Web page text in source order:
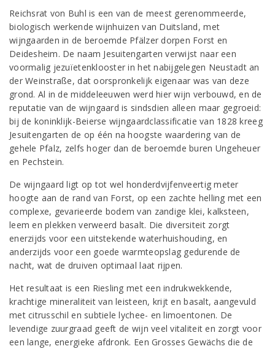
Reichsrat von Buhl is een van de meest gerenommeerde,
biologisch werkende wijnhuizen van Duitsland, met
wijngaarden in de beroemde Pfälzer dorpen Forst en
Deidesheim. De naam Jesuitengarten verwijst naar een
voormalig jezuïetenklooster in het nabijgelegen Neustadt an
der Weinstraße, dat oorspronkelijk eigenaar was van deze
grond. Al in de middeleeuwen werd hier wijn verbouwd, en de
reputatie van de wijngaard is sindsdien alleen maar gegroeid:
bij de koninklijk-Beierse wijngaardclassificatie van 1828 kreeg
Jesuitengarten de op één na hoogste waardering van de
gehele Pfalz, zelfs hoger dan de beroemde buren Ungeheuer
en Pechstein.
De wijngaard ligt op tot wel honderdvijfenveertig meter
hoogte aan de rand van Forst, op een zachte helling met een
complexe, gevarieerde bodem van zandige klei, kalksteen,
leem en plekken verweerd basalt. Die diversiteit zorgt
enerzijds voor een uitstekende waterhuishouding, en
anderzijds voor een goede warmteopslag gedurende de
nacht, wat de druiven optimaal laat rijpen.
Het resultaat is een Riesling met een indrukwekkende,
krachtige mineraliteit van leisteen, krijt en basalt, aangevuld
met citrusschil en subtiele lychee- en limoentonen. De
levendige zuurgraad geeft de wijn veel vitaliteit en zorgt voor
een lange, energieke afdronk. Een Grosses Gewächs die de